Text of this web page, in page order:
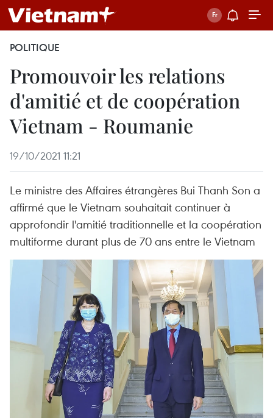
POLITIQUE
Promouvoir les relations
d'amitié et de coopération
Vietnam - Roumanie
19/10/2021 11:21
Le ministre des Affaires étrangères Bui Thanh Son a
affirmé que le Vietnam souhaitait continuer à
approfondir l'amitié traditionnelle et la coopération
multiforme durant plus de 70 ans entre le Vietnam